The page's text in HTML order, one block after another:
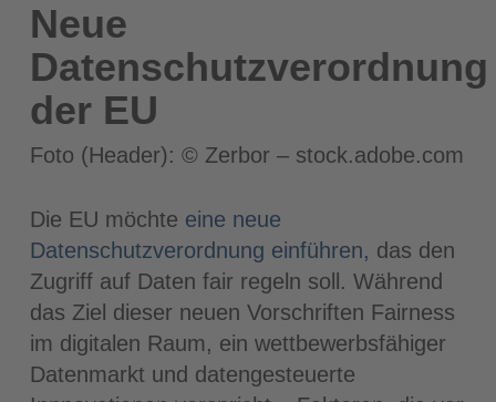
Neue
Datenschutzverordnung
der EU
Foto (Header): © Zerbor – stock.adobe.com
Die EU möchte eine neue
Datenschutzverordnung einführen, das den
Zugriff auf Daten fair regeln soll. Während
das Ziel dieser neuen Vorschriften Fairness
im digitalen Raum, ein wettbewerbsfähiger
Datenmarkt und datengesteuerte